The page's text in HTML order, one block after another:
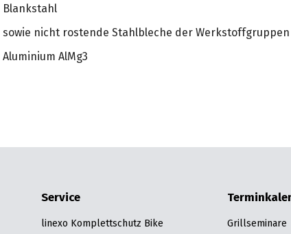
Blankstahl
sowie nicht rostende Stahlbleche der Werkstoffgruppen
Aluminium AlMg3
Service
linexo Komplettschutz Bike
Grillseminare